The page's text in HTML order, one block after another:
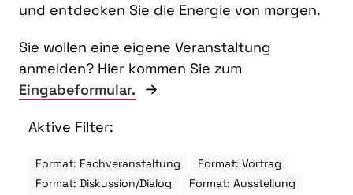
und entdecken Sie die Energie von morgen.
Sie wollen eine eigene Veranstaltung
anmelden? Hier kommen Sie zum
Eingabeformular.
Aktive Filter:
Format: Fachveranstaltung
Format: Vortrag
Format: Diskussion/Dialog
Format: Ausstellung